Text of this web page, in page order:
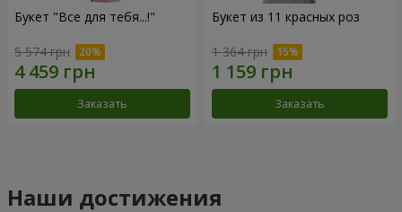
Букет "Все для тебя...!"
5 574 грн
Заказать
Букет из 11 красных роз
1 364 грн
Заказать
Наши достижения